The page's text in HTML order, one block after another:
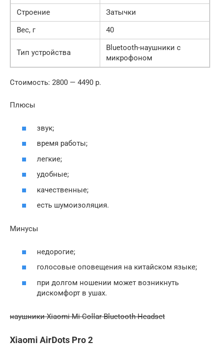
Строение
Затычки
Вес, г
40
Тип устройства
Bluetooth-наушники с
микрофоном
Стоимость: 2800 — 4490 р.
Плюсы
звук;
время работы;
легкие;
удобные;
качественные;
есть шумоизоляция.
Минусы
недорогие;
голосовые оповещения на китайском языке;
при долгом ношении может возникнуть
дискомфорт в ушах.
наушники Xiaomi Mi Collar Bluetooth Headset
Xiaomi AirDots Pro 2